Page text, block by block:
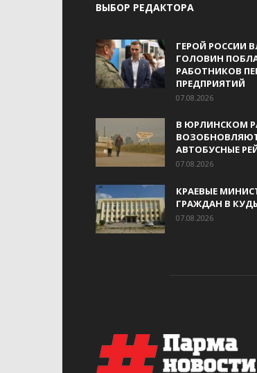
ВЫБОР РЕДАКТОРА
ГЕРОЙ РОССИИ
ГОЛОВИН
РАБОТНИКОВ
ПРЕДПРИЯТИЙ
07.08.2026
В ЮРЛИНСКОМ
АВТОБУСНЫЕ
07.08.2026
КРАЕВЫЕ
ГРАЖДАН В
07.08.2026